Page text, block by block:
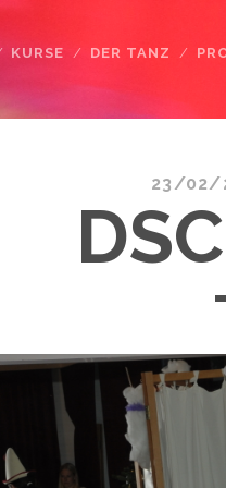
KURSE DER TANZ
23/02/